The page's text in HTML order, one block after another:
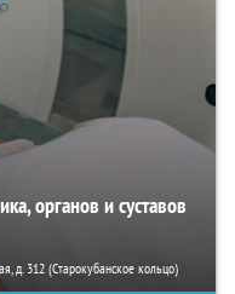
органов и суставов
д. 312 (Старокубанское кольцо)